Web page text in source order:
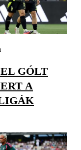
GÓLT
A